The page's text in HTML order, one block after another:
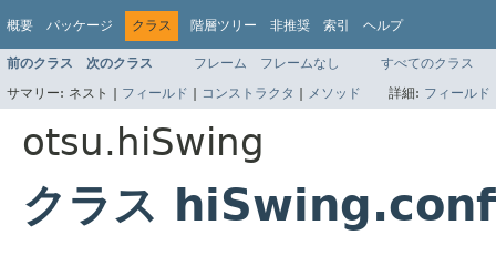
概要 パッケージ クラス 階層ツリー 非推奨 索引 ヘルプ
前のクラス 次のクラス フレーム フレームなし
すべてのクラス
サマリー: ネスト | フィールド | コンストラクタ | メソッド 詳細: フィールド
otsu.hiSwing
クラス